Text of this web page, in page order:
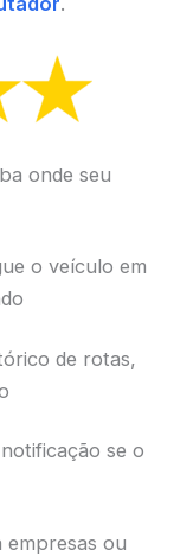
onde seu
o veículo em
de rotas,
se o
empresas ou